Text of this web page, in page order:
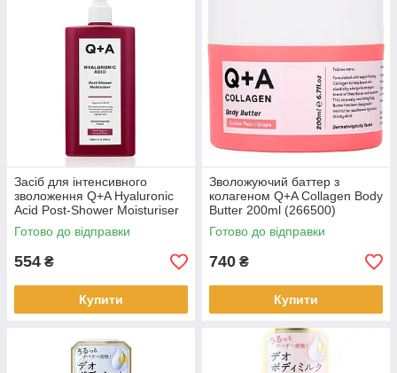
Засіб для інтенсивного
зволоження Q+A Hyaluronic
Acid Post-Shower Moisturiser
250 мл (266326)
Готово до відправки
554 ₴
Купити
Зволожуючий баттер з
колагеном Q+A Collagen Body
Butter 200ml (266500)
Готово до відправки
740 ₴
Купити